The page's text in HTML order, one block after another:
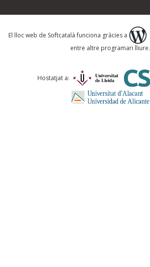
Què proposeu?
Comentari *
El lloc web de Softcatalà funciona gràcies a
entre altre programari lliure.
Hostatjat a: